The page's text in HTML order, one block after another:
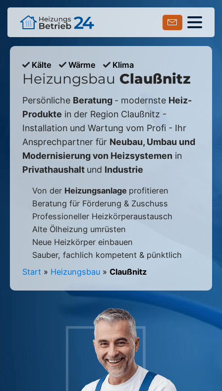
Kälte Wärme Klima
Heizungsbau Claußnitz
Persönliche Beratung - modernste Heiz-
Produkte in der Region Claußnitz -
Installation und Wartung vom Profi - Ihr
Ansprechpartner für Neubau, Umbau und
Modernisierung von Heizsystemen in
Privathaushalt und Industrie
Von der Heizungsanlage profitieren
Beratung für Förderung & Zuschuss
Professioneller Heizkörperaustausch
Alte Ölheizung umrüsten
Neue Heizkörper einbauen
Sauber, fachlich kompetent & pünktlich
Start » Heizungsbau » Claußnitz